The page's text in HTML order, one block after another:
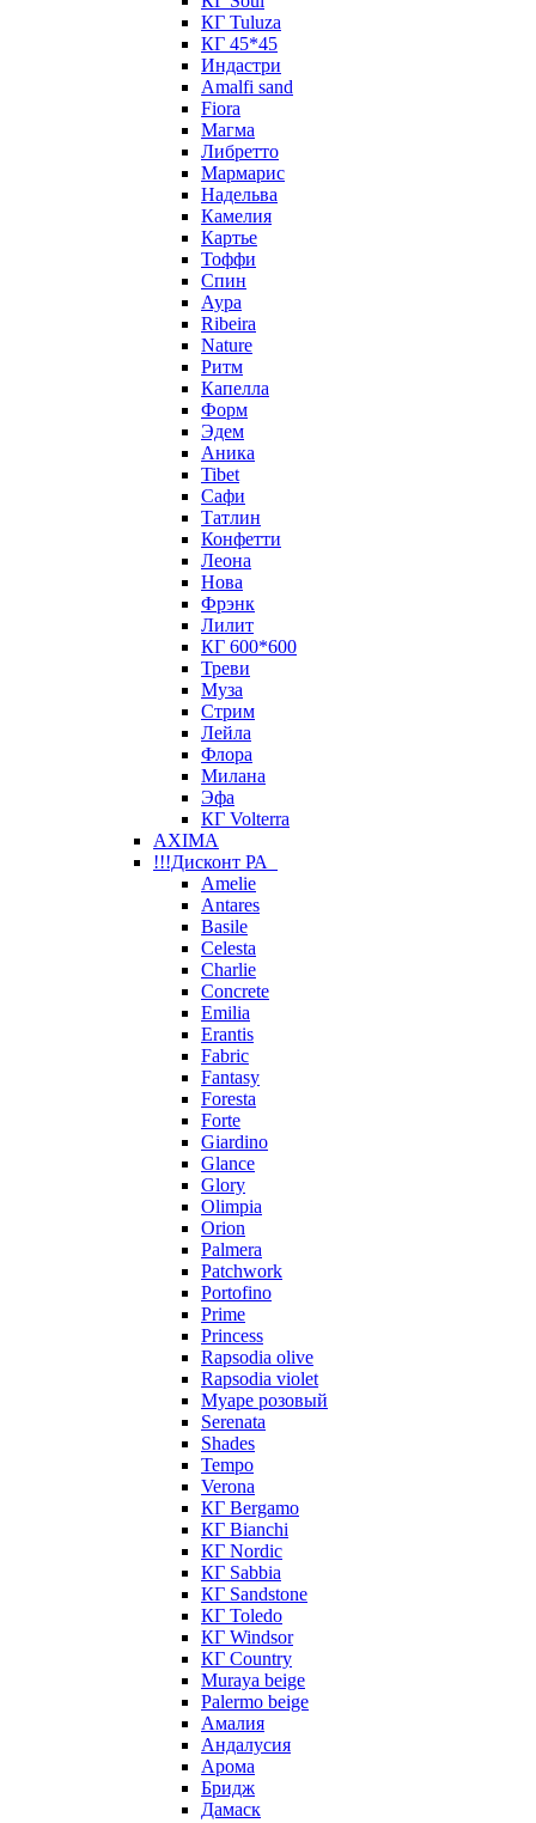
КГ Tuluza
КГ 45*45
Индастри
Amalfi sand
Fiora
Магма
Либретто
Мармарис
Надельва
Камелия
Картье
Тоффи
Спин
Аура
Ribeira
Nature
Ритм
Капелла
Форм
Эдем
Аника
Tibet
Сафи
Татлин
Конфетти
Леона
Нова
Фрэнк
Лилит
КГ 600*600
Треви
Муза
Стрим
Лейла
Флора
Милана
Эфа
КГ Volterra
AXIMA
!!!Дисконт РА
Amelie
Antares
Basile
Celesta
Charlie
Concrete
Emilia
Erantis
Fabric
Fantasy
Foresta
Forte
Giardino
Glance
Glory
Olimpia
Orion
Palmera
Patchwork
Portofino
Prime
Princess
Rapsodia olive
Rapsodia violet
Муаре розовый
Serenata
Shades
Tempo
Verona
КГ Bergamo
КГ Bianchi
КГ Nordic
КГ Sabbia
КГ Sandstone
КГ Toledo
КГ Windsor
КГ Сountry
Muraya beige
Palermo beige
Амалия
Андалусия
Арома
Бридж
Дамаск